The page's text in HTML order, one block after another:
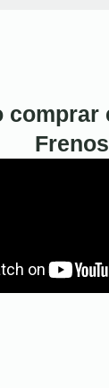
comprar